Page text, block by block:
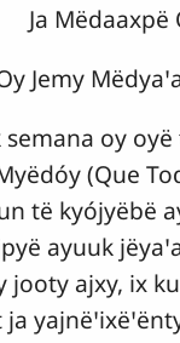
Ja
Jemy
oy
(Que
të kyójyëbë
ayuuk
jooty ajxy, ix